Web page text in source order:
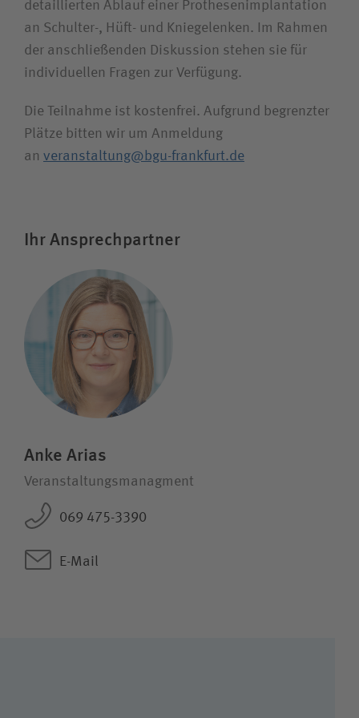
detaillierten Ablauf einer Prothesenimplantation
an Schulter-, Hüft- und Kniegelenken. Im Rahmen
der anschließenden Diskussion stehen sie für
individuellen Fragen zur Verfügung.
Die Teilnahme ist kostenfrei. Aufgrund begrenzter
Plätze bitten wir um Anmeldung
an veranstaltung@bgu-frankfurt.de
Ihr Ansprechpartner
Anke Arias
Veranstaltungsmanagment
069 475-3390
E-Mail